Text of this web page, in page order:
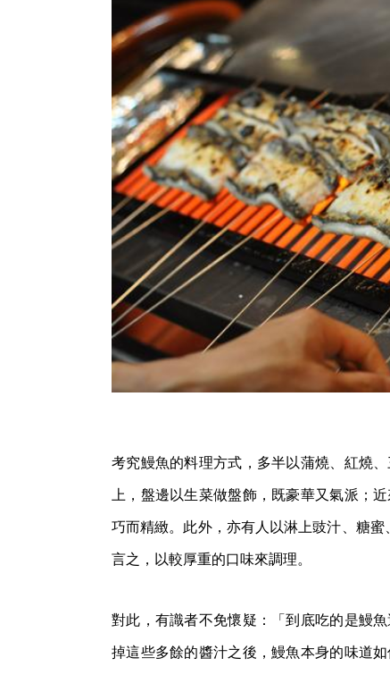
考究鰻魚的料理方式，多半以蒲燒、紅燒
上，盤邊以生菜做盤飾，既豪華又氣派；
巧而精緻。此外，亦有人以淋上豉汁、糖
言之，以較厚重的口味來調理。
對此，有識者不免懷疑：「到底吃的是鰻
掉這些多餘的醬汁之後，鰻魚本身的味道